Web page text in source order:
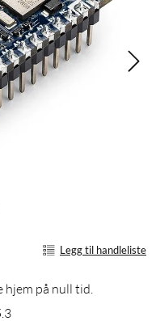
Legg til handleliste
på null tid.